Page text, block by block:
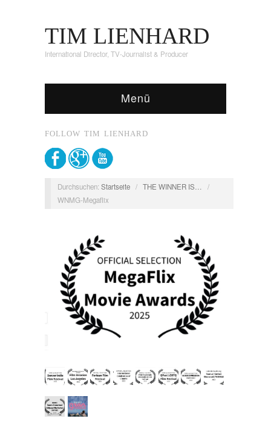
TIM LIENHARD
International Director, TV-Journalist & Producer
Menü
FOLLOW TIM LIENHARD
Durchsuchen: Startseite / THE WINNER IS…
/
WNMG-Megaflix